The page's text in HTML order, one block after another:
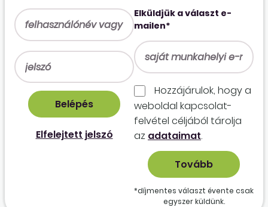
Elfelejtett jelszó
Elküldjük a választ e-
mailen*
Hozzájárulok, hogy a
weboldal kapcso­lat­
felvétel céljából tárolja
az adataimat.
*díjmentes választ évente csak
egyszer küldünk.